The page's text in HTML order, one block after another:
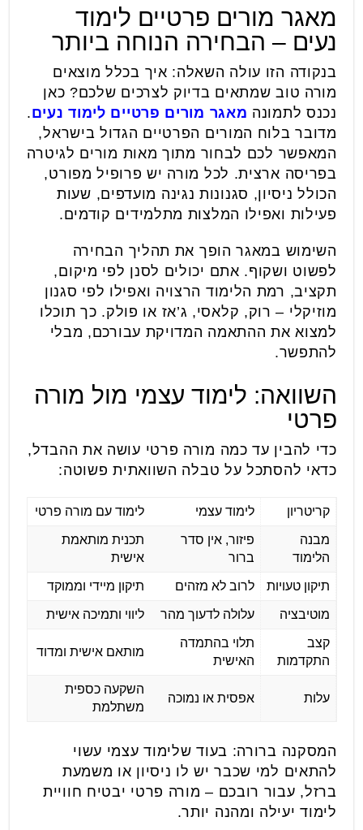
מאגר מורים פרטיים לימוד
נעים – הבחירה הנוחה ביותר
בנקודה הזו עולה השאלה: איך בכלל מוצאים
מורה טוב שמתאים בדיוק לצרכים שלכם? כאן
נכנס לתמונה מאגר מורים פרטיים לימוד נעים.
מדובר בלוח המורים הפרטיים הגדול בישראל,
המאפשר לכם לבחור מתוך מאות מורים לגיטרה
בפריסה ארצית. לכל מורה יש פרופיל מפורט,
הכולל ניסיון, סגנונות נגינה מועדפים, שעות
פעילות ואפילו המלצות מתלמידים קודמים.
השימוש במאגר הופך את תהליך הבחירה
לפשוט ושקוף. אתם יכולים לסנן לפי מיקום,
תקציב, רמת הלימוד הרצויה ואפילו לפי סגנון
מוזיקלי – רוק, קלאסי, ג’אז או פולק. כך תוכלו
למצוא את ההתאמה המדויקת עבורכם, מבלי
להתפשר.
השוואה: לימוד עצמי מול מורה
פרטי
כדי להבין עד כמה מורה פרטי עושה את ההבדל,
כדאי להסתכל על טבלה השוואתית פשוטה:
קריטריון לימוד עצמי לימוד עם מורה פרטי
מבנה
הלימוד
פיזור, אין סדר
ברור
תכנית מותאמת
אישית
תיקון טעויות לרוב לא מזהים תיקון מיידי וממוקד
מוטיבציה עלולה לדעוך מהר ליווי ותמיכה אישית
קצב
התקדמות
תלוי בהתמדה
האישית
מותאם אישית ומדוד
עלות אפסית או נמוכה
השקעה כספית
משתלמת
המסקנה ברורה: בעוד שלימוד עצמי עשוי
להתאים למי שכבר יש לו ניסיון או משמעת
ברזל, עבור רובכם – מורה פרטי יבטיח חוויית
לימוד יעילה ומהנה יותר.